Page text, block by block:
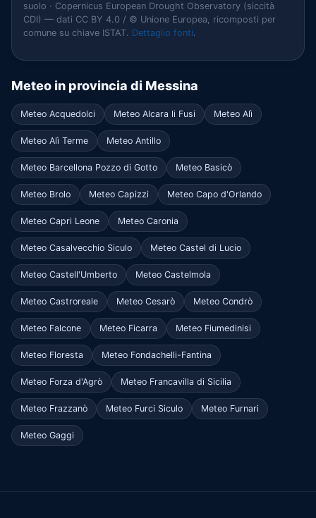
suolo · Copernicus European Drought Observatory (siccità
CDI) — dati CC BY 4.0 / © Unione Europea, ricomposti per
comune su chiave ISTAT. Dettaglio fonti.
Meteo in provincia di Messina
Meteo Acquedolci Meteo Alcara li Fusi Meteo Alì
Meteo Alì Terme Meteo Antillo
Meteo Barcellona Pozzo di Gotto Meteo Basicò
Meteo Brolo Meteo Capizzi Meteo Capo d'Orlando
Meteo Capri Leone Meteo Caronia
Meteo Casalvecchio Siculo Meteo Castel di Lucio
Meteo Castell'Umberto Meteo Castelmola
Meteo Castroreale Meteo Cesarò Meteo Condrò
Meteo Falcone Meteo Ficarra Meteo Fiumedinisi
Meteo Floresta Meteo Fondachelli-Fantina
Meteo Forza d'Agrò Meteo Francavilla di Sicilia
Meteo Frazzanò Meteo Furci Siculo Meteo Furnari
Meteo Gaggi